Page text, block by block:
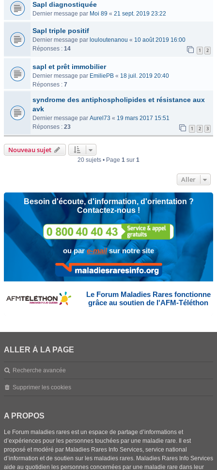
Sapl diagnostiquée
Dernier message par Moi 89 « 21 sept. 2019 23:22
Sapl triple positif
Dernier message par louloutenanou « 10 août 2019 16:00
Réponses : 14 1 2
sapl et prêt immobilier
Dernier message par EmiliePB « 18 juil. 2019 20:40
Réponses : 7
syndrome des antiphospholipides et résistance aux
avk
Dernier message par Aurel73 « 19 mars 2017 15:51
Réponses : 23 1 2 3
Nouveau sujet
20 sujets • Page 1 sur 1
Aller
Besoin d'écoute, d'information, d'orientation ?
Contactez-nous !
ou pare-mailsur notre site
Le Forum Maladies Rares fonctionne
grâce au soutien de l'AFM-Téléthon
ALLER À LA PAGE
Recherche avancée
Supprimer les cookies
A PROPOS
Le Forum maladies rares est un espace de partage d’informations et
d’expériences pour les personnes touchées par une maladie rare. Il est
proposé et modéré par Maladies Rares Info Services, service national
d’information et de soutien sur les maladies rares. Maladies Rares Info Services
aide au quotidien les personnes concernées par une maladie rare dans leur